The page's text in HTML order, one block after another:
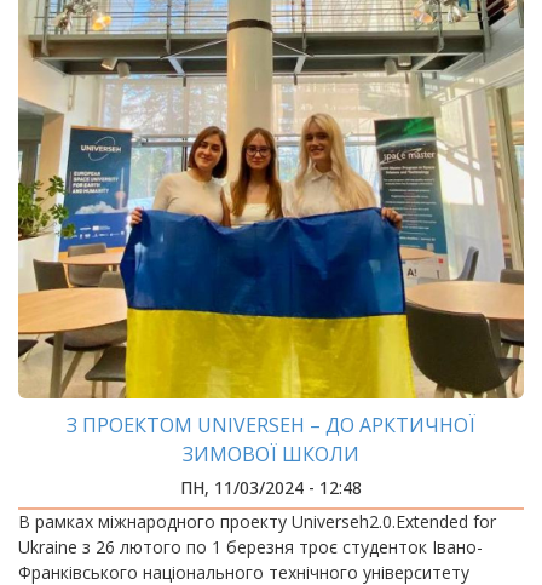
З ПРОЕКТОМ UNIVERSEH – ДО АРКТИЧНОЇ
ЗИМОВОЇ ШКОЛИ
ПН, 11/03/2024 - 12:48
В рамках міжнародного проекту Universeh2.0.Extended for
Ukraine з 26 лютого по 1 березня троє студенток Івано-
Франківського національного технічного університету